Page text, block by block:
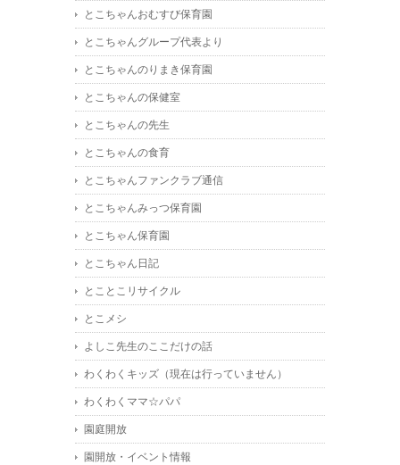
とこちゃんおむすび保育園
とこちゃんグループ代表より
とこちゃんのりまき保育園
とこちゃんの保健室
とこちゃんの先生
とこちゃんの食育
とこちゃんファンクラブ通信
とこちゃんみっつ保育園
とこちゃん保育園
とこちゃん日記
とことこリサイクル
とこメシ
よしこ先生のここだけの話
わくわくキッズ（現在は行っていません）
わくわくママ☆パパ
園庭開放
園開放・イベント情報